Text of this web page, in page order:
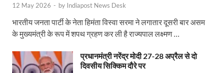
UP Tourism: योगी सरकार के प्रयास से सनातन का
Indian Railway Network: 2026 के लिए मंच तैयार
Ghoda Library Nainital: CM पुष्कर सिंह धामी ने घोड़ा
12 May 2026 - by Indiapost News Desk
भारतीय जनता पार्टी के नेता हिमंता विस्वा सरमा ने लगातार दूसरी बार असम
के मुख्यमंत्री के रूप में शपथ ग्रहण कर ली है राज्यपाल लक्ष्मण …
प्रधानमंत्री नरेंद्र मोदी 27-28 अप्रैल से दो
दिवसीय सिक्किम दौरे पर